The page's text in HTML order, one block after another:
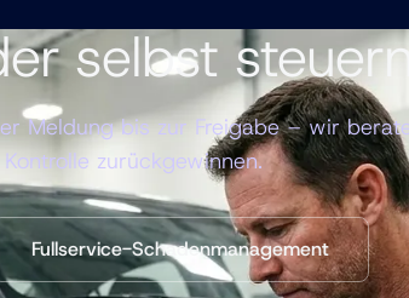
selbst
Meldung bis zur Freigabe – wir
zurückgewinnen.
Fullservice-Schadenmanagement